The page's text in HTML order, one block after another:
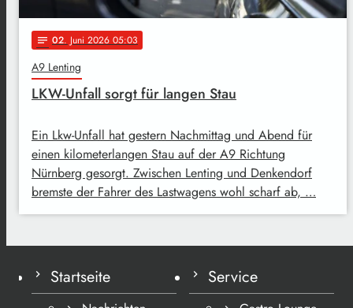
notes 02. Juni 2026 05:03
A9 Lenting
LKW-Unfall sorgt für langen Stau
Ein Lkw-Unfall hat gestern Nachmittag und Abend für
einen kilometerlangen Stau auf der A9 Richtung
Nürnberg gesorgt. Zwischen Lenting und Denkendorf
bremste der Fahrer des Lastwagens wohl scharf ab, …
Startseite Service